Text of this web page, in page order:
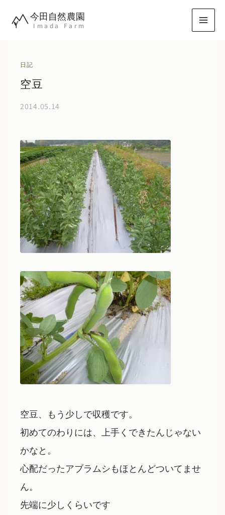
今田自然農園
Imada Farm
日記
空豆
2014.05.14
空豆、もう少しで収穫です。
初めてのわりには、上手くできたんじゃない
かなと。
心配だったアブラムシもほとんどついてませ
ん。
先端に少しくらいです